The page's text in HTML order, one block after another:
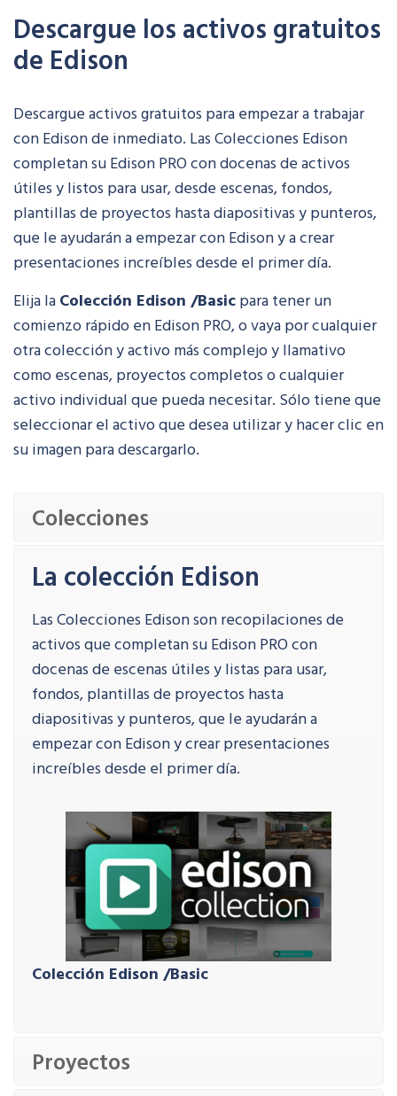
Descargue los activos gratuitos
de Edison
Descargue activos gratuitos para empezar a trabajar
con Edison de inmediato. Las Colecciones Edison
completan su Edison PRO con docenas de activos
útiles y listos para usar, desde escenas, fondos,
plantillas de proyectos hasta diapositivas y punteros,
que le ayudarán a empezar con Edison y a crear
presentaciones increíbles desde el primer día.
Elija laColección Edison /Basicpara tener un
comienzo rápido en Edison PRO, o vaya por cualquier
otra colección y activo más complejo y llamativo
como escenas, proyectos completos o cualquier
activo individual que pueda necesitar. Sólo tiene que
seleccionar el activo que desea utilizar y hacer clic en
su imagen para descargarlo.
Colecciones
La colección Edison
Las Colecciones Edison son recopilaciones de
activos que completan su Edison PRO con
docenas de escenas útiles y listas para usar,
fondos, plantillas de proyectos hasta
diapositivas y punteros, que le ayudarán a
empezar con Edison y crear presentaciones
increíbles desde el primer día.
Colección Edison /Basic
Proyectos